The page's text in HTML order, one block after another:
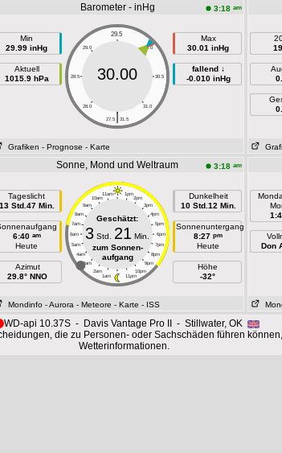
Barometer - inHg 3:18 am
Min
29.99 inHg
Aktuell
1015.9 hPa
29.5
29.0 30.0
28.5 30.5
28.0 31.0
|
27.5 31.5
30.00
Max
30.01 inHg
fallend ↓
-0.010 inHg
Grafiken - Prognose - Karte
Sonne, Mond und Weltraum 3:18 am
Tageslicht
13 Std.47 Min.
6:40 am
Heute
Azimut
29.8° NNO
11am 1pm
10am 2pm
9am 3pm
8am 4pm
7am 5pm
6am 6pm
5am 7pm
4am 8pm
3am 9pm
2am 10pm
1am 11pm
Geschätzt:
3 Std. 21 Min.
zum Sonnen-
aufgang
Dunkelheit
10 Std.12 Min.
Sonnenuntergang
8:27 pm
Heute
Höhe
-32°
Mondinfo - Aurora - Meteore - Karte - ISS
Don
WD-api 10.37S - Davis Vantage Pro II - Stillwater, OK
die zu Personen- oder Sachschäden führen
Wetterinformationen.